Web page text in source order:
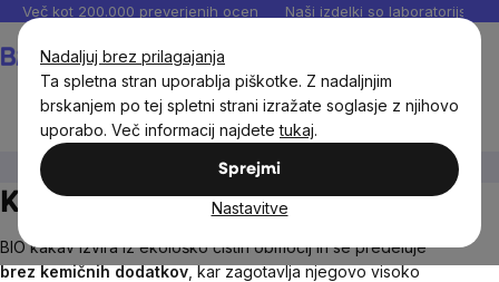
Nadaljuj brez prilagajanja
Ta spletna stran uporablja piškotke. Z nadaljnjim
brskanjem po tej spletni strani izražate soglasje z njihovo
uporabo. Več informacij najdetetukaj.
Sprejmi
Nastavitve
Preskoči
vsebino
Več kot 200.000 preverjenih ocen Naši izdelki so laboratorijsko
Kakav in kakavne mešanice
Kakav in kakavne mešanice
BIO kakav izvira iz ekološko čistih območij in se predeluje
brez kemičnih dodatkov, kar zagotavlja njegovo visoko